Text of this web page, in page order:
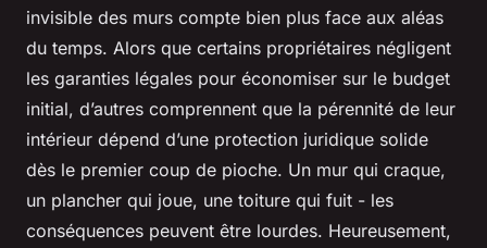
invisible des murs compte bien plus face aux aléas
du temps. Alors que certains propriétaires négligent
les garanties légales pour économiser sur le budget
initial, d’autres comprennent que la pérennité de leur
intérieur dépend d’une protection juridique solide
dès le premier coup de pioche. Un mur qui craque,
un plancher qui joue, une toiture qui fuit - les
conséquences peuvent être lourdes. Heureusement,